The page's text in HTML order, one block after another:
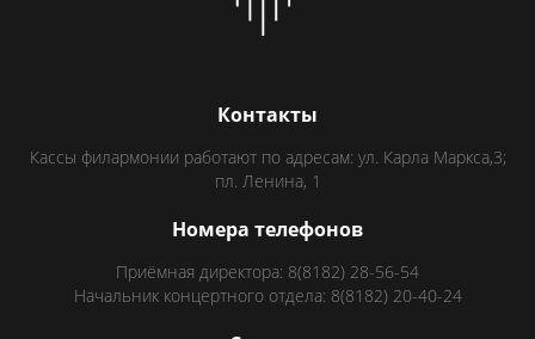
Контакты
Кассы филармонии работают по адресам: ул. Карла Маркса,3;
пл. Ленина, 1
Номера телефонов
Приёмная директора: 8(8182) 28-56-54
Начальник концертного отдела: 8(8182) 20-40-24